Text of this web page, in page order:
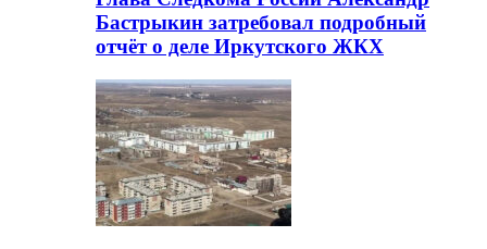
Бастрыкин затребовал подробный
отчёт о деле Иркутского ЖКХ